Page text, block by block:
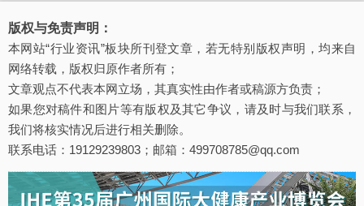
版权与免责声明：
本网站“行业资讯”板块所刊登文章，若无特别版权声明，均来自
网络转载，版权归原作者所有；
文章观点不代表本网立场，其真实性由作者或稿源方负责；
如果您对稿件和图片等有版权及其它争议，请及时与我们联系，
我们将核实情况后进行相关删除。
联系电话：19129239803；邮箱：499708785@qq.com